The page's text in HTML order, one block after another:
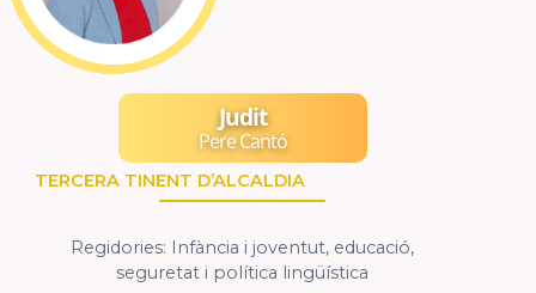
Judit
Pere Cantó
TERCERA TINENT D’ALCALDIA
Regidories: Infància i joventut, educació,
seguretat i política lingüística